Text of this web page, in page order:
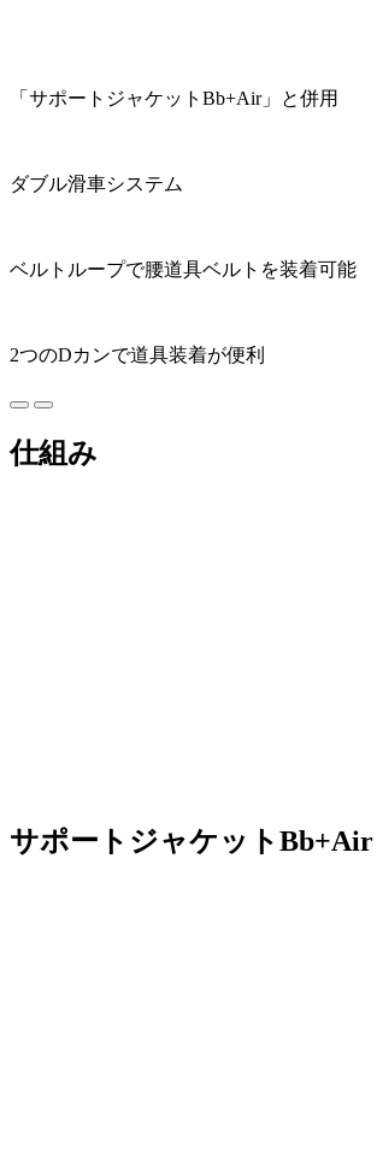
「サポートジャケットBb+Air」と併用
ダブル滑車システム
ベルトループで腰道具ベルトを装着可能
2つのDカンで道具装着が便利
仕組み
サポートジャケット